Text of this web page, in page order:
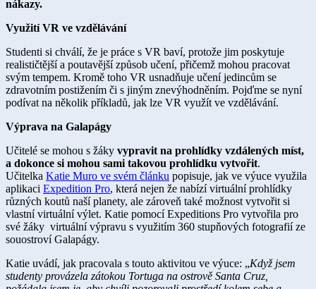
nákazy.
Využití VR ve vzdělávání
Studenti si chválí, že je práce s VR baví, protože jim poskytuje
realističtější a poutavější způsob učení, přičemž mohou pracovat
svým tempem. Kromě toho VR usnadňuje učení jedincům se
zdravotním postižením či s jiným znevýhodněním. Pojďme se nyní
podívat na několik příkladů, jak lze VR využít ve vzdělávání.
Výprava na Galapágy
Učitelé se mohou s žáky vypravit na prohlídky vzdálených míst,
a dokonce si mohou sami takovou prohlídku vytvořit.
Učitelka Katie Muro ve svém článku popisuje, jak ve výuce využila
aplikaci Expedition Pro, která nejen že nabízí virtuální prohlídky
různých koutů naší planety, ale zároveň také možnost vytvořit si
vlastní virtuální výlet. Katie pomocí Expeditions Pro vytvořila pro
své žáky virtuální výpravu s využitím 360 stupňových fotografií ze
souostroví Galapágy.
Katie uvádí, jak pracovala s touto aktivitou ve výuce: „Když jsem
studenty provázela zátokou Tortuga na ostrově Santa Cruz,